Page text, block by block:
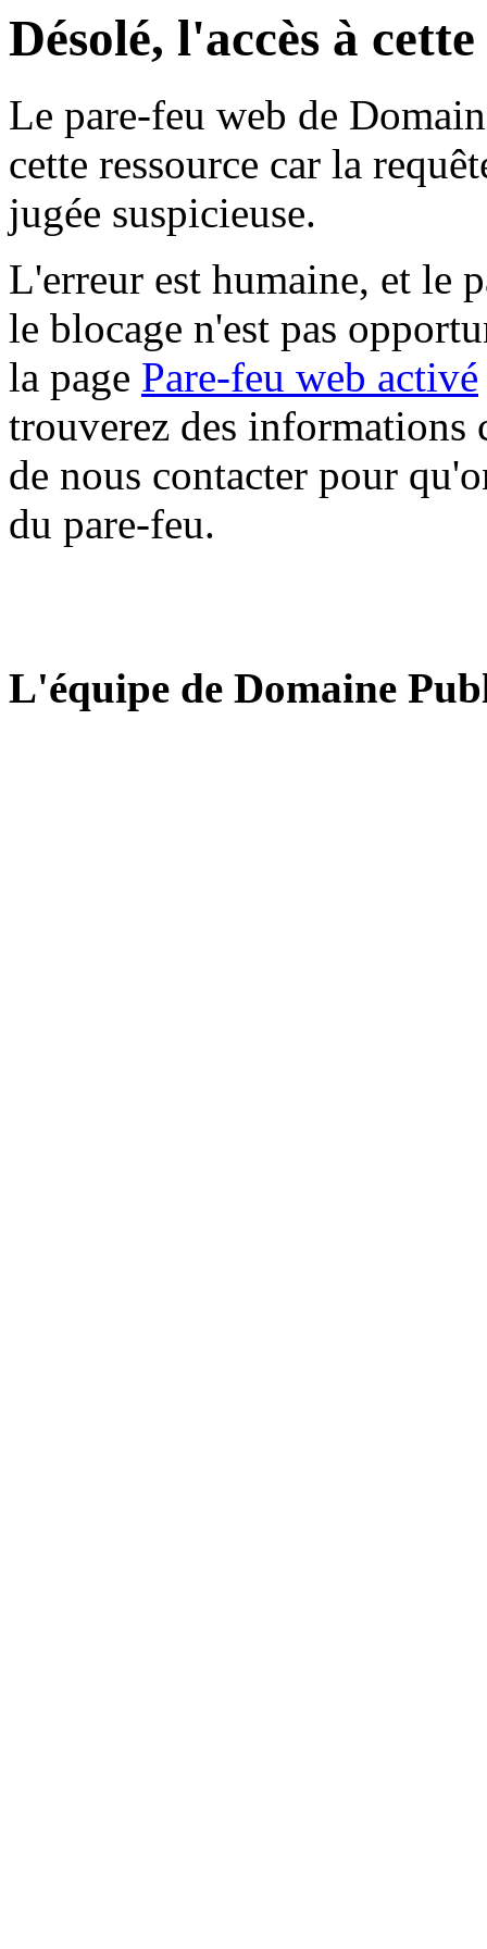
Désolé, l'accès à
Le pare-feu web de
cette ressource car la
jugée suspicieuse.
L'erreur est humaine, et le
le blocage n'est pas
la page Pare-feu web activé
trouverez des informations
de nous contacter pour
du pare-feu.
L'équipe de Domaine